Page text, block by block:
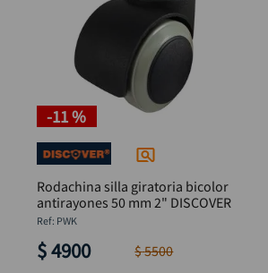
-11 %
Rodachina silla giratoria bicolor
antirayones 50 mm 2" DISCOVER
: PWK
$4900 $5500